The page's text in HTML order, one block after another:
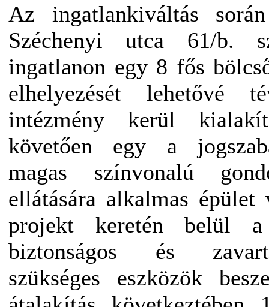
Az ingatlankiváltás
Széchenyi utca 61/b.
ingatlanon egy 8 fős
elhelyezését lehetővé
intézmény kerül
követően egy a
magas színvonalú
ellátására alkalmas
projekt keretén belül a
biztonságos és
szükséges eszközök